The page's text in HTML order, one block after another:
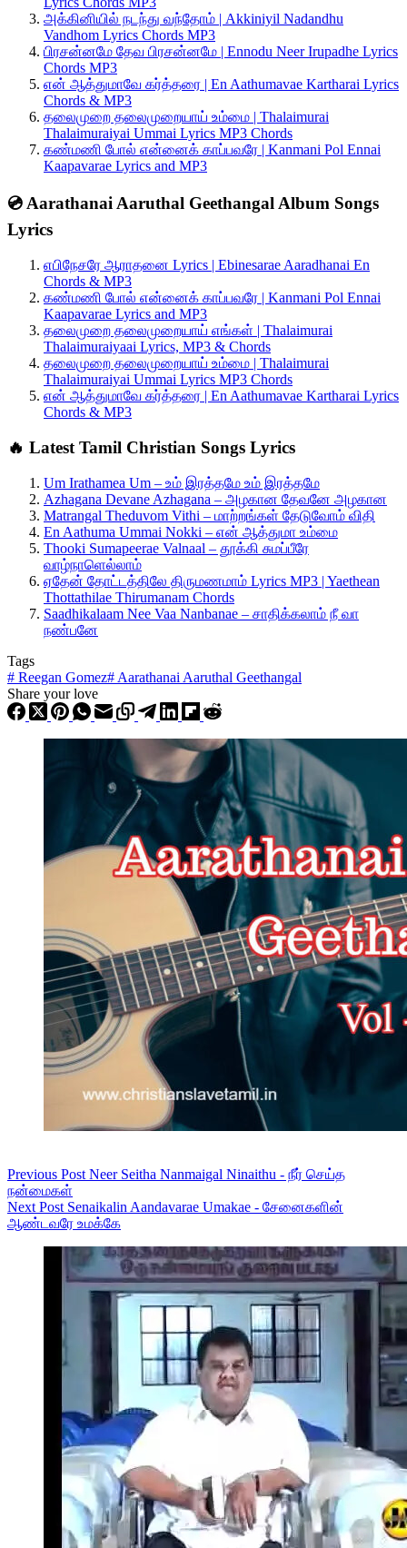
அக்கினியில் நடந்து வந்தோம் | Akkiniyil Nadandhu
Vandhom Lyrics Chords MP3
பிரசன்னமே தேவ பிரசன்னமே | Ennodu Neer Irupadhe Lyrics
Chords MP3
என் ஆத்துமாவே கர்த்தரை | En Aathumavae Kartharai Lyrics
Chords & MP3
தலைமுறை தலைமுறையாய் உம்மை | Thalaimurai
Thalaimuraiyai Ummai Lyrics MP3 Chords
கண்மணி போல் என்னைக் காப்பவரே | Kanmani Pol Ennai
Kaapavarae Lyrics and MP3
💿 Aarathanai Aaruthal Geethangal Album Songs
Lyrics
எபிநேசரே ஆராதனை Lyrics | Ebinesarae Aaradhanai En
Chords & MP3
கண்மணி போல் என்னைக் காப்பவரே | Kanmani Pol Ennai
Kaapavarae Lyrics and MP3
தலைமுறை தலைமுறையாய் எங்கள் | Thalaimurai
Thalaimuraiyaai Lyrics, MP3 & Chords
தலைமுறை தலைமுறையாய் உம்மை | Thalaimurai
Thalaimuraiyai Ummai Lyrics MP3 Chords
என் ஆத்துமாவே கர்த்தரை | En Aathumavae Kartharai Lyrics
Chords & MP3
🔥 Latest Tamil Christian Songs Lyrics
Um Irathamea Um – உம் இரத்தமே உம் இரத்தமே
Azhagana Devane Azhagana – அழகான தேவனே அழகான
Matrangal Theduvom Vithi – மாற்றங்கள் தேடுவோம் விதி
En Aathuma Ummai Nokki – என் ஆத்துமா உம்மை
Thooki Sumapeerae Valnaal – தூக்கி சுமப்பீரே
வாழ்நாளெல்லாம்
ஏதேன் தோட்டத்திலே திருமணமாம் Lyrics MP3 | Yaethean
Thottathilae Thirumanam Chords
Saadhikalaam Nee Vaa Nanbanae – சாதிக்கலாம் நீ வா
நண்பனே
Tags
# Reegan Gomez# Aarathanai Aaruthal Geethangal
Share your love
Previous Post Neer Seitha Nanmaigal Ninaithu - நீர் செய்த
நன்மைகள்
Next Post Senaikalin Aandavarae Umakae - சேனைகளின்
ஆண்டவரே உமக்கே